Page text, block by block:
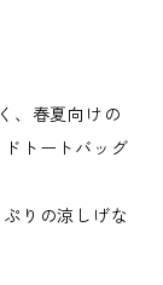
、春夏向けの
トートバッグ
りの涼しげな